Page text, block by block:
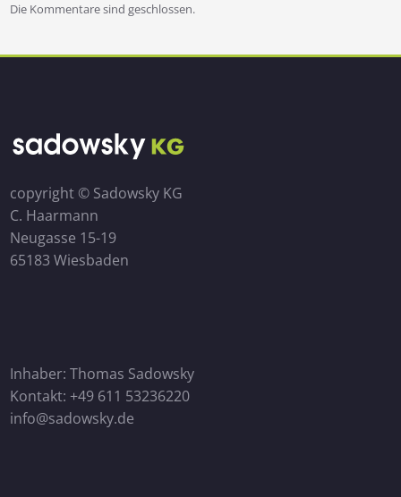
Die Kommentare sind geschlossen.
copyright © Sadowsky KG
C. Haarmann
Neugasse 15-19
65183 Wiesbaden
Inhaber: Thomas Sadowsky
Kontakt: +49 611 53236220
info@sadowsky.de